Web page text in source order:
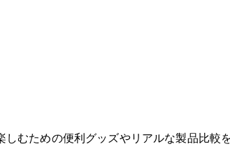
しむための便利グッズやリアルな製品比